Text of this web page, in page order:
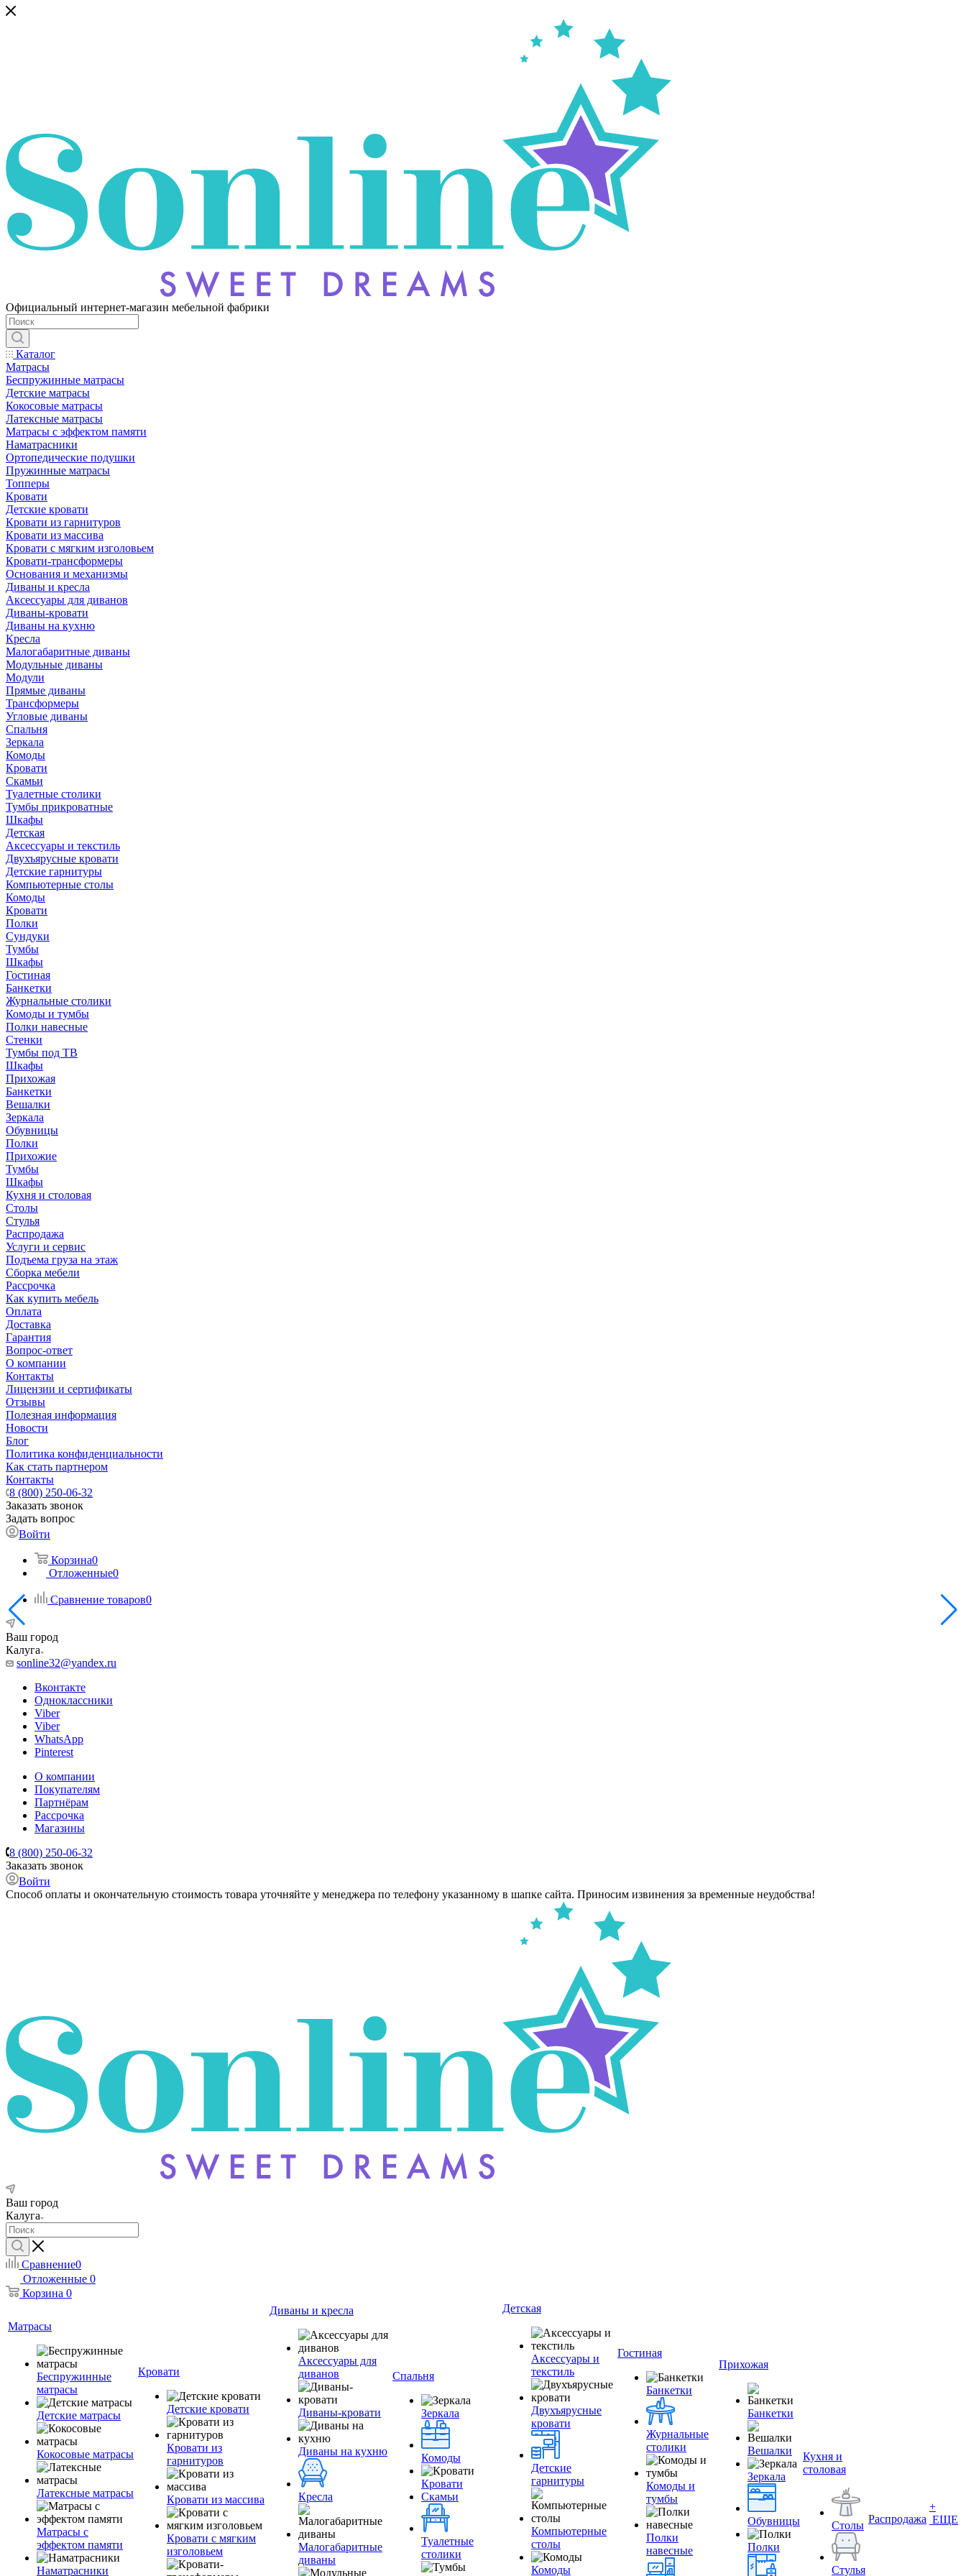
Официальный интернет-магазин мебельной фабрики
Каталог
Матрасы
Беспружинные матрасы
Детские матрасы
Кокосовые матрасы
Латексные матрасы
Матрасы с эффектом памяти
Наматрасники
Ортопедические подушки
Пружинные матрасы
Топперы
Кровати
Детские кровати
Кровати из гарнитуров
Кровати из массива
Кровати с мягким изголовьем
Кровати-трансформеры
Основания и механизмы
Диваны и кресла
Аксессуары для диванов
Диваны-кровати
Диваны на кухню
Кресла
Малогабаритные диваны
Модульные диваны
Модули
Прямые диваны
Трансформеры
Угловые диваны
Спальня
Зеркала
Комоды
Кровати
Скамьи
Туалетные столики
Тумбы прикроватные
Шкафы
Детская
Аксессуары и текстиль
Двухъярусные кровати
Детские гарнитуры
Компьютерные столы
Комоды
Кровати
Полки
Сундуки
Тумбы
Шкафы
Гостиная
Банкетки
Журнальные столики
Комоды и тумбы
Полки навесные
Стенки
Тумбы под ТВ
Шкафы
Прихожая
Банкетки
Вешалки
Зеркала
Обувницы
Полки
Прихожие
Тумбы
Шкафы
Кухня и столовая
Столы
Стулья
Распродажа
Услуги и сервис
Подъема груза на этаж
Сборка мебели
Рассрочка
Как купить мебель
Оплата
Доставка
Гарантия
Вопрос-ответ
О компании
Контакты
Лицензии и сертификаты
Отзывы
Полезная информация
Новости
Блог
Политика конфиденциальности
Как стать партнером
Контакты
8 (800) 250-06-32
Заказать звонок
Задать вопрос
Войти
Корзина0
Отложенные0
Сравнение товаров0
Ваш город
Калуга
sonline32@yandex.ru
Вконтакте
Одноклассники
Viber
Viber
WhatsApp
Pinterest
О компании
Покупателям
Партнёрам
Рассрочка
Магазины
8 (800) 250-06-32
Заказать звонок
Войти
Способ оплаты и окончательную стоимость товара уточняйте у менеджера по телефону указанному в шапке сайта. Приносим извинения за временные неудобства!
Ваш город
Калуга
Сравнение0
Отложенные 0
Корзина 0
Матрасы
Беспружинные
матрасы
Детские матрасы
Кокосовые матрасы
Латексные матрасы
Матрасы с
эффектом памяти
Наматрасники
Кровати
Детские кровати
Кровати из
гарнитуров
Кровати из массива
Кровати с мягким
изголовьем
Диваны и кресла
Аксессуары для
диванов
Диваны-кровати
Диваны на кухню
Кресла
Малогабаритные
диваны
Спальня
Зеркала
Комоды
Кровати
Скамьи
Туалетные
столики
Детская
Аксессуары и
текстиль
Двухъярусные
кровати
Детские
гарнитуры
Компьютерные
столы
Комоды
Гостиная
Банкетки
Журнальные
столики
Комоды и
тумбы
Полки
навесные
Прихожая
Банкетки
Вешалки
Зеркала
Обувницы
Полки
Кухня и
столовая
Столы
Стулья
Распродажа
+
ЕЩЕ